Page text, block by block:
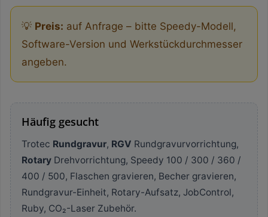
💡 Preis: auf Anfrage – bitte Speedy-Modell,
Software-Version und Werkstückdurchmesser
angeben.
Häufig gesucht
Trotec Rundgravur, RGV Rundgravurvorrichtung,
Rotary Drehvorrichtung, Speedy 100 / 300 / 360 /
400 / 500, Flaschen gravieren, Becher gravieren,
Rundgravur-Einheit, Rotary-Aufsatz, JobControl,
Ruby, CO₂-Laser Zubehör.